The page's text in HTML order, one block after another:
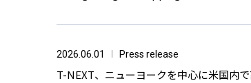
2026.06.01 Press release
T-NEXT、ニューヨークを中心に米国内